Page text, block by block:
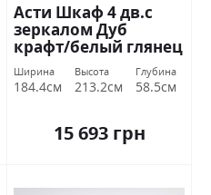
Асти Шкаф 4 дв.с
зеркалом Дуб
крафт/белый глянец
Миромарк
Ширина
184.4см
Высота
213.2см
Глубина
58.5см
15 693 грн